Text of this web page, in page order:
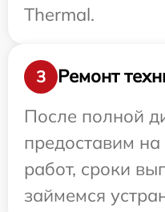
Thermal.
3
Ремонт
После полной
предоставим
работ, сроки
займемся